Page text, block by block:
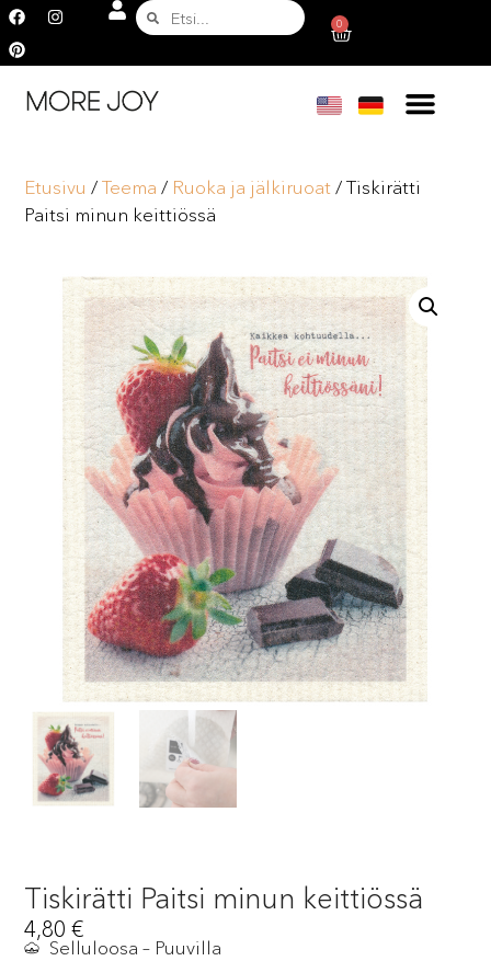
0
Etusivu /Teema / Ruoka ja jälkiruoat/ Tiskirätti
Paitsi minun keittiössä
Tiskirätti Paitsi minun keittiössä
4,80€
Selluloosa – Puuvilla